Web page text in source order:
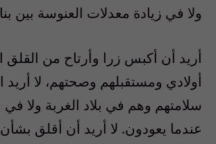
ولا في زيادة معدلات العنوسة بين
أريد أن أكبس زرا وأرتاح من
أولادي ومستقبلهم وصحتهم، لا
سلامتهم وهم في بلاد الغربة ولا في
عندما يعودون. لا أريد أن أقلق